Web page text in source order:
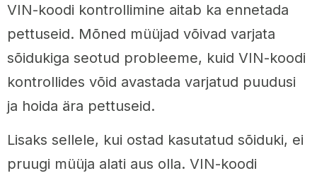
VIN-koodi kontrollimine aitab ka ennetada
pettuseid. Mõned müüjad võivad varjata
sõidukiga seotud probleeme, kuid VIN-koodi
kontrollides võid avastada varjatud puudusi
ja hoida ära pettuseid.
Lisaks sellele, kui ostad kasutatud sõiduki, ei
pruugi müüja alati aus olla. VIN-koodi